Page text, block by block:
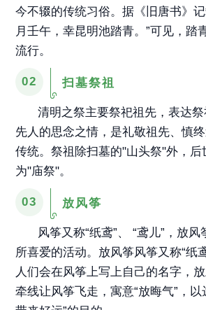
今不辍的传统习俗。据《旧唐书》
月壬午，幸昆明池踏青。”可见，踏
流行。
02 扫墓祭祖
清明之祭主要祭祀祖先，表达
先人的思念之情，是礼敬祖先、慎
传统。祭祖除扫墓的"山头祭"外，
为"庙祭"。
03 放风筝
风筝又称“纸鸢”、 “鸢儿”，放
所喜爱的活动。放风筝风筝又称“纸
人们会在风筝上写上自己的名字，
牵线让风筝飞走，寓意“放晦气”，以